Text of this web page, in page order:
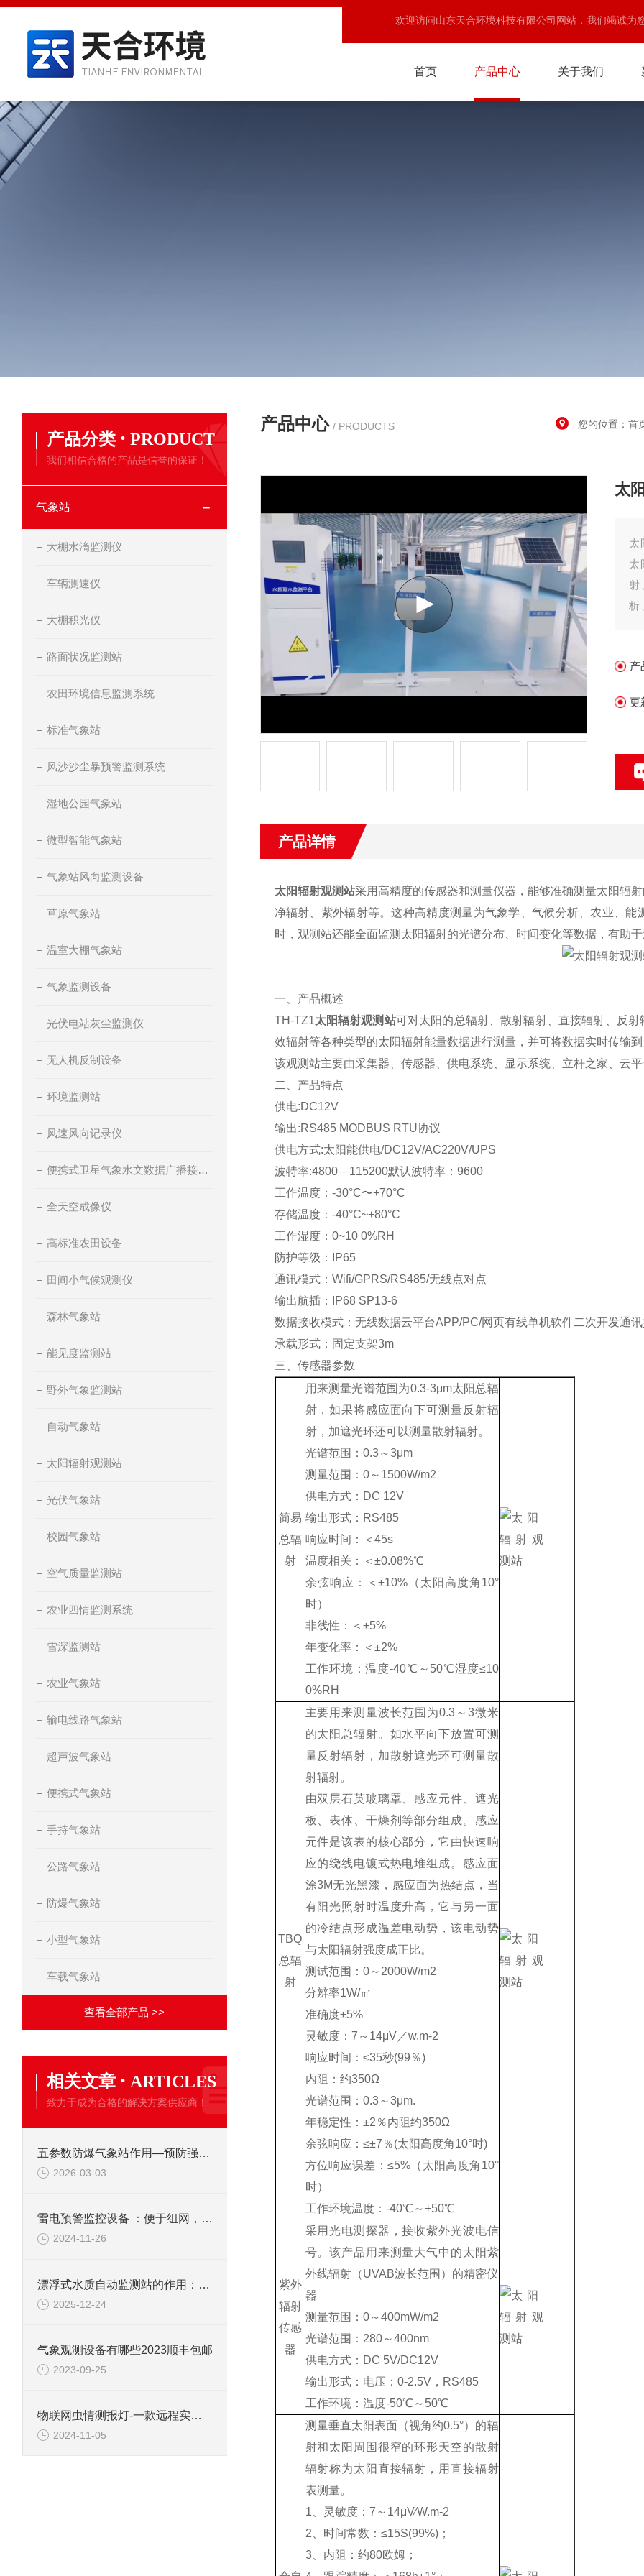
欢迎访问山东天合环境科技有限公司网站，我们竭诚为
首页 产品中心 关于我们
产品分类 · PRODUCT
我们相信合格的产品是信誉的保证！
气象站
大棚水滴监测仪
车辆测速仪
大棚积光仪
路面状况监测站
农田环境信息监测系统
标准气象站
风沙沙尘暴预警监测系统
湿地公园气象站
微型智能气象站
气象站风向监测设备
草原气象站
温室大棚气象站
气象监测设备
光伏电站灰尘监测仪
无人机反制设备
环境监测站
风速风向记录仪
便携式卫星气象水文数据广播接收设备
全天空成像仪
高标准农田设备
田间小气候观测仪
森林气象站
能见度监测站
野外气象监测站
自动气象站
太阳辐射观测站
光伏气象站
校园气象站
空气质量监测站
农业四情监测系统
雪深监测站
农业气象站
输电线路气象站
超声波气象站
便携式气象站
手持气象站
公路气象站
防爆气象站
小型气象站
车载气象站
查看全部产品 >>
相关文章 · ARTICLES
致力于成为合格的解决方案供应商！
五参数防爆气象站作用—预防强风导致泄漏扩散、高温引发爆炸等安全事故
2026-03-03
雷电预警监控设备 ：便于组网，实现跨区域预警的闪电测量系统
2024-11-26
漂浮式水质自动监测站的作用：凭借自动监测优势助力水域环境科学治理与修复
2025-12-24
气象观测设备有哪些2023顺丰包邮
2023-09-25
物联网虫情测报灯-一款远程实时拍照的虫情测报系统2024全+境+派+送
2024-11-05
产品中心 / PRODUCTS 您的位置： 首
太
太
太
射
析
产
更
产品详情
太阳辐射观测站采用高精度的传感器和测量仪器，能够准确测量太阳辐
净辐射、紫外辐射等。这种高精度测量为气象学、气候分析、农业、
时，观测站还能全面监测太阳辐射的光谱分布、时间变化等数据，有助
一、产品概述
TH-TZ1太阳辐射观测站可对太阳的总辐射、散射辐射、直接辐射、反
效辐射等各种类型的太阳辐射能量数据进行测量，并可将数据实时传输
该观测站主要由采集器、传感器、供电系统、显示系统、立杆之家、云
二、产品特点
供电:DC12V
输出:RS485 MODBUS RTU协议
供电方式:太阳能供电/DC12V/AC220V/UPS
波特率:4800—115200默认波特率： 9600
工作温度： -30°C〜+70°C
存储温度： -40°C~+80°C
工作湿度： 0~10 0%RH
防护等级：
IP65
通讯模式： Wifi/GPRS/RS485/无线点对点
输出航插：
IP68 SP13-6
数据接收模式：无线数据云平台APP/PC/网页有线单机软件二次开发通
承载形式：固定支架3m
三、传感器参数
简易
总辐
射
用来测量光谱范围为0.3-3μm太阳总辐
射，如果将感应面向下可测量反射辐
射，加遮光环还可以测量散射辐射。
光谱范围：0.3～3μm
测量范围：0～1500W/m2
供电方式：DC 12V
输出形式：RS485
响应时间：＜45s
温度相关：＜±0.08%℃
余弦响应：＜±10%（太阳高度角10°
时）
非线性：＜±5%
年变化率：＜±2%
工作环境：温度-40℃～50℃湿度≤10
0%RH
TBQ
总辐
射
主要用来测量波长范围为0.3～3微米
的太阳总辐射。如水平向下放置可测
量反射辐射，加散射遮光环可测量散
射辐射。
由双层石英玻璃罩、感应元件、遮光
板、表体、干燥剂等部分组成。感应
元件是该表的核心部分，它由快速响
应的绕线电镀式热电堆组成。感应面
涂3M无光黑漆，感应面为热结点，当
有阳光照射时温度升高，它与另一面
的冷结点形成温差电动势，该电动势
与太阳辐射强度成正比。
测试范围：0～2000W/m2
分辨率1W/㎡
准确度±5%
灵敏度：7～14μV／w.m-2
响应时间：≤35秒(99％)
内阻：约350Ω
光谱范围：0.3～3μm.
年稳定性：±2％内阻约350Ω
余弦响应：≤±7％(太阳高度角10°时)
方位响应误差：≤5%（太阳高度角10°
时）
工作环境温度：-40℃～+50℃
紫外
辐射
传感
器
采用光电测探器，接收紫外光波电信
号。该产品用来测量大气中的太阳紫
外线辐射（UVAB波长范围）的精密仪
器
测量范围：0～400mW/m2
光谱范围：280～400nm
供电方式：DC 5V/DC12V
输出形式：电压：0-2.5V，RS485
工作环境：温度-50℃～50℃
测量垂直太阳表面（视角约0.5°）的辐
射和太阳周围很窄的环形天空的散射
辐射称为太阳直接辐射，用直接辐射
表测量。
1、灵敏度：7～14μV∕W.m-2
2、时间常数：≤15S(99%)；
3、内阻：约80欧姆；